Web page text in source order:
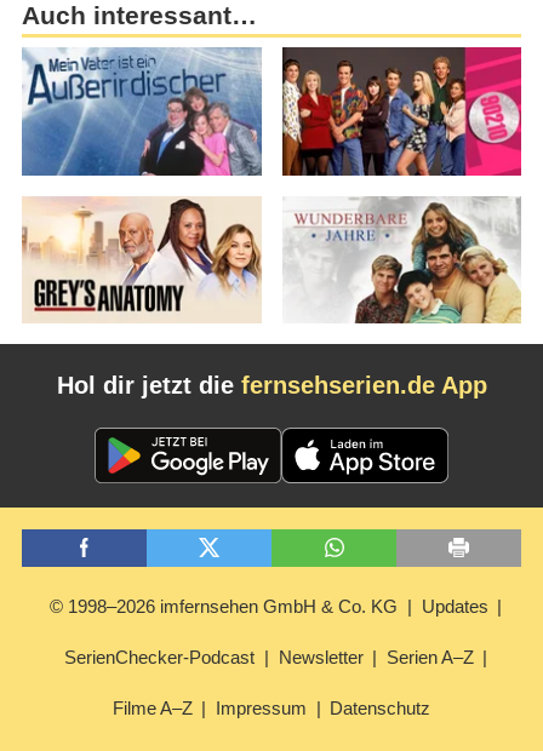
Auch interessant…
Hol dir jetzt die fernsehserien.de App
© 1998–2026 imfernsehen GmbH & Co. KG Updates
SerienChecker-Podcast Newsletter Serien A–Z
Filme A–Z Impressum Datenschutz